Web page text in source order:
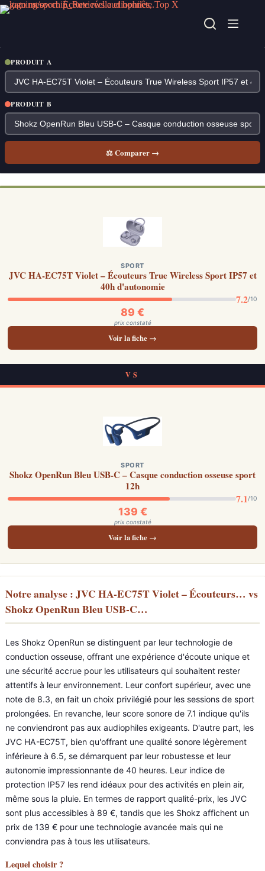
Passer
au
PRODUIT A
PRODUIT B
⚖ Comparer →
SPORT
JVC HA-EC75T Violet – Écouteurs True Wireless Sport IP57 et
40h d'autonomie
7.2/10
89 €
prix constaté
Voir la fiche →
VS
SPORT
Shokz OpenRun Bleu USB-C – Casque conduction osseuse sport
12h
7.1/10
139 €
prix constaté
Voir la fiche →
Notre analyse : JVC HA-EC75T Violet – Écouteurs… vs
Shokz OpenRun Bleu USB-C…
Les Shokz OpenRun se distinguent par leur technologie de
conduction osseuse, offrant une expérience d'écoute unique et
une sécurité accrue pour les utilisateurs qui souhaitent rester
attentifs à leur environnement. Leur confort supérieur, avec une
note de 8.3, en fait un choix privilégié pour les sessions de sport
prolongées. En revanche, leur score sonore de 7.1 indique qu'ils
ne conviendront pas aux audiophiles exigeants. D'autre part, les
JVC HA-EC75T, bien qu'offrant une qualité sonore légèrement
inférieure à 6.5, se démarquent par leur robustesse et leur
autonomie impressionnante de 40 heures. Leur indice de
protection IP57 les rend idéaux pour des activités en plein air,
même sous la pluie. En termes de rapport qualité-prix, les JVC
sont plus accessibles à 89 €, tandis que les Shokz affichent un
prix de 139 € pour une technologie avancée mais qui ne
conviendra pas à tous les utilisateurs.
Lequel choisir ?